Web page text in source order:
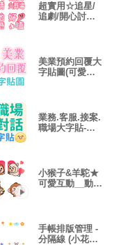
超實用☆追星/
追劇/開心討論
美業預約回覆大
字貼圖(可愛兔
業務.客服.接案.
職場大字貼-大
小猴子&羊駝★
可愛互動__動態
手帳排版管理 -
分隔線 (小花小